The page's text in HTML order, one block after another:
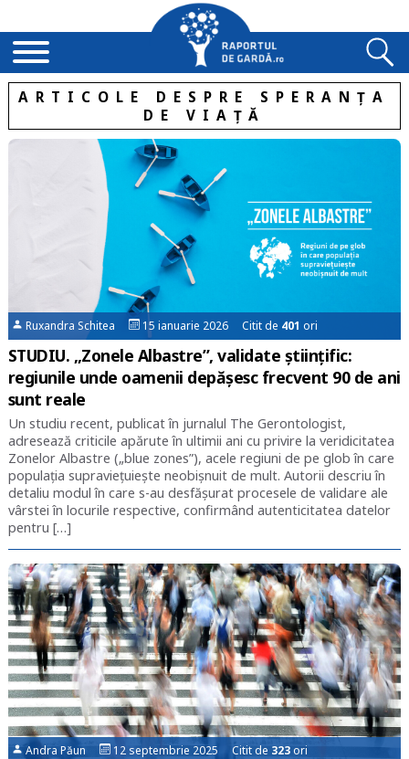
ARTICOLE DESPRE SPERANȚA
DE VIAȚĂ
Ruxandra Schitea 15 ianuarie 2026 Citit de 401 ori
STUDIU. „Zonele Albastre”, validate științific:
regiunile unde oamenii depășesc frecvent 90 de ani
sunt reale
Un studiu recent, publicat în jurnalul The Gerontologist,
adresează criticile apărute în ultimii ani cu privire la veridicitatea
Zonelor Albastre („blue zones”), acele regiuni de pe glob în care
populația supraviețuiește neobișnuit de mult. Autorii descriu în
detaliu modul în care s-au desfășurat procesele de validare ale
vârstei în locurile respective, confirmând autenticitatea datelor
pentru […]
Andra Păun 12 septembrie 2025 Citit de 323ori